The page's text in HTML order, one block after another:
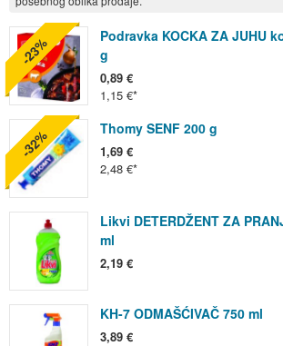
Podravka KOCKA ZA JUHU
g
0,89 €
1,15 €
-23%
Thomy SENF 200 g
1,69 €
2,48 €
-32%
Likvi DETERDŽENT ZA
ml
2,19 €
KH-7 ODMAŠĆIVAČ 750 ml
3,89 €